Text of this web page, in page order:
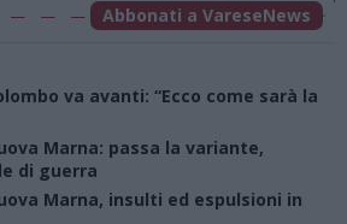
Abbonati a VareseNews
va avanti: “Ecco come sarà la
Marna: passa la variante,
di guerra
Marna, insulti ed espulsioni in